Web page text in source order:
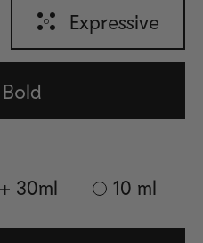
Expressive
Bold
30ml 10 ml